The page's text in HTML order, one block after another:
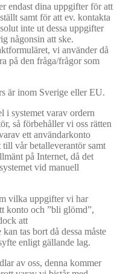
endast dina uppgifter för att
samt för att ev. kontakta
inte ut dessa uppgifter
någonsin att ske.
vi använder då
på den fråga/frågor som
är inom Sverige eller EU.
i systemet varav ordern
så förbehåller vi oss rätten
ett användarkonto
vår betalleverantör samt
på Internet, då det
vid manuell
vilka uppgifter vi har
konto och ”bli glömd”,
att
tas bort då dessa måste
enligt gällande lag.
av oss, denna kommer